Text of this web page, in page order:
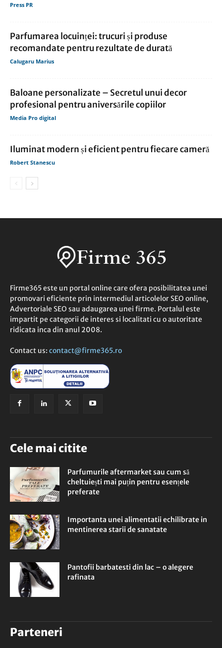
Press PR
Parfumarea locuinței: trucuri și produse
recomandate pentru rezultate de durată
Calugaru Marius
Baloane personalizate – Secretul unui decor
profesional pentru aniversările copiilor
Media Pro digital
Iluminat modern și eficient pentru fiecare cameră
Robert Stanescu
Firme365 este un portal online care ofera posibilitatea unei
promovari eficiente prin intermediul articolelor SEO online,
Advertoriale SEO sau adaugarea unei firme. Portalul este
impartit pe categorii de interes si localitati cu o autoritate
ridicata inca din anul 2008.
Contact us: contact@firme365.ro
Cele mai citite
Parfumurile aftermarket sau cum să
cheltuiești mai puțin pentru esențele
preferate
Importanta unei alimentatii echilibrate in
mentinerea starii de sanatate
Pantofii barbatesti din lac – o alegere
rafinata
Parteneri